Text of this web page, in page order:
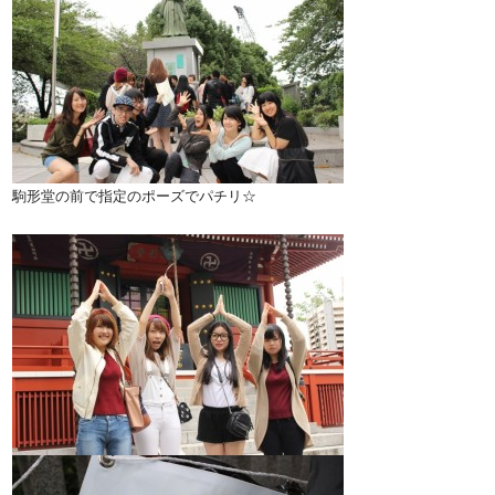
駒形堂の前で指定のポーズでパチリ☆